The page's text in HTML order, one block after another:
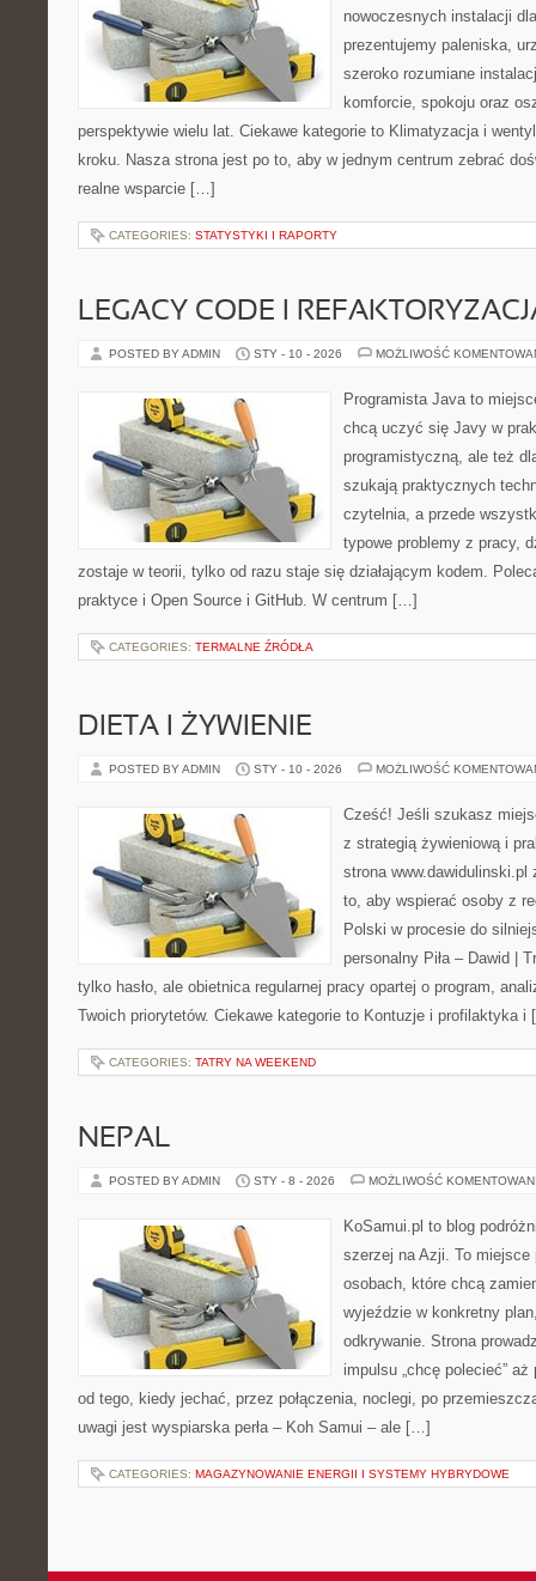
nowoczesnych instalacji
prezentujemy paleniska,
szeroko rozumiane
komforcie, spokoju oraz
perspektywie wielu lat. Ciekawe kategorie to Klimatyzacja i
kroku. Nasza strona jest po to, aby w jednym centrum zebrać
realne wsparcie […]
CATEGORIES: STATYSTYKI I RAPORTY
LEGACY CODE I
POSTED BY ADMIN STY - 10 - 2026 MOŻLIWOŚĆ
Programista Java to
chcą uczyć się Javy w
programistyczną, ale też
szukają praktycznych
czytelnia, a przede
typowe problemy z pracy,
zostaje w teorii, tylko od razu staje się działającym kodem.
praktyce i Open Source i GitHub. W centrum […]
CATEGORIES: TERMALNE ŹRÓDŁA
DIETA I ŻYWIENIE
POSTED BY ADMIN STY - 10 - 2026 MOŻLIWOŚĆ
Cześć! Jeśli szukasz
z strategią żywieniową i
strona www.dawidulinski.pl
to, aby wspierać osoby z
Polski w procesie do
personalny Piła – Dawid |
tylko hasło, ale obietnica regularnej pracy opartej o program,
Twoich priorytetów. Ciekawe kategorie to Kontuzje i profilaktyka
CATEGORIES: TATRY NA WEEKEND
NEPAL
POSTED BY ADMIN STY - 8 - 2026 MOŻLIWOŚĆ
KoSamui.pl to blog
szerzej na Azji. To miejsce
osobach, które chcą
wyjeździe w konkretny
odkrywanie. Strona
impulsu „chcę polecieć”
od tego, kiedy jechać, przez połączenia, noclegi, po
uwagi jest wyspiarska perła – Koh Samui – ale […]
CATEGORIES: MAGAZYNOWANIE ENERGII I SYSTEMY HYBRYDOWE